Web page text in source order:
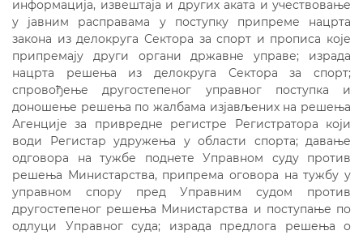
информација, извештаја и других аката и учествовање
у јавним расправама у поступку припреме нацрта
закона из делокруга Сектора за спорт и прописа које
припремају други органи државне управе; израда
нацрта решења из делокруга Сектора за спорт;
спровођење другостепеног управног поступка и
доношење решења по жалбама изјављених на решења
Агенције за привредне регистре Регистратора који
води Регистар удружења у области спорта; давање
одговора на тужбе поднете Управном суду против
решења Министарства, припрема оговора на тужбу у
управном спору пред Управним судом против
другостепеног решења Министарства и поступање по
одлуци Управног суда; израда предлога решења о